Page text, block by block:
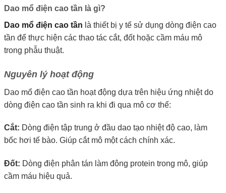
Dao mổ điện cao tần là gì?
Dao mổ điện cao tần là thiết bị y tế sử dụng dòng điện cao
tần để thực hiện các thao tác cắt, đốt hoặc cầm máu mô
trong phẫu thuật.
Nguyên lý hoạt động
Dao mổ điện cao tần hoạt động dựa trên hiệu ứng nhiệt do
dòng điện cao tần sinh ra khi đi qua mô cơ thể:
Cắt: Dòng điện tập trung ở đầu dao tạo nhiệt độ cao, làm
bốc hơi tế bào. Giúp cắt mô một cách chính xác.
Đốt: Dòng điện phân tán làm đông protein trong mô, giúp
cầm máu hiệu quả.